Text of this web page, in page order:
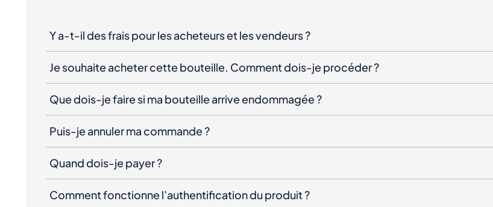
Y a-t-il des frais pour les acheteurs et les vendeurs ?
Je souhaite acheter cette bouteille. Comment dois-je procéder ?
Que dois-je faire si ma bouteille arrive endommagée ?
Puis-je annuler ma commande ?
Quand dois-je payer ?
Comment fonctionne l’authentification du produit ?